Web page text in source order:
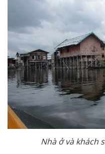
Nhà ở và khách